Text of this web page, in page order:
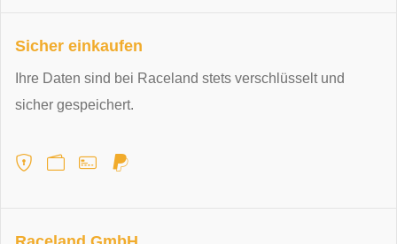
Sicher einkaufen
Ihre Daten sind bei Raceland stets verschlüsselt und
sicher gespeichert.